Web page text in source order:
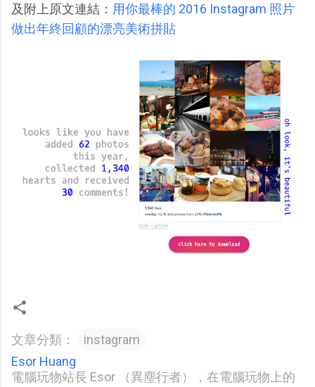
及附上原文連結： 用你最棒的 2016 Instagram 照片
做出年終回顧的漂亮美術拼貼
文章分類：
instagram
Esor Huang
電腦玩物站長 Esor （異塵行者），在電腦玩物上的